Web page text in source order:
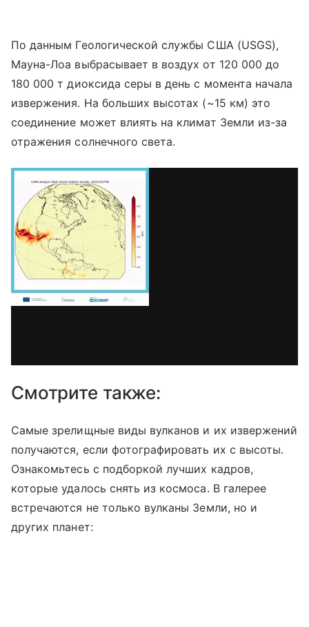
По данным Геологической службы США (USGS),
Мауна-Лоа выбрасывает в воздух от 120 000 до
180 000 т диоксида серы в день с момента начала
извержения. На больших высотах (~15 км) это
соединение может влиять на климат Земли из-за
отражения солнечного света.
Смотрите также:
Самые зрелищные виды вулканов и их извержений
получаются, если фотографировать их с высоты.
Ознакомьтесь с подборкой лучших кадров,
которые удалось снять из космоса. В галерее
встречаются не только вулканы Земли, но и
других планет: